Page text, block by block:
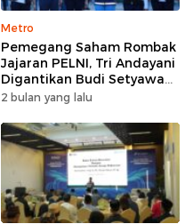
Metro
Pemegang Saham Rombak
Jajaran PELNI, Tri Andayani
Digantikan Budi Setyawan
Wijaya sebagai Dirut
2 bulan yang lalu